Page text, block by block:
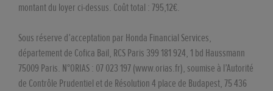
montant du loyer ci-dessus. Coût total : 795,12€.
Sous réserve d’acceptation par Honda Financial Services,
département de Cofica Bail, RCS Paris 399 181 924, 1 bd Haussmann
75009 Paris. N°ORIAS : 07 023 197 (www.orias.fr), soumise à l’Autorité
de Contrôle Prudentiel et de Résolution 4 place de Budapest, 75 436